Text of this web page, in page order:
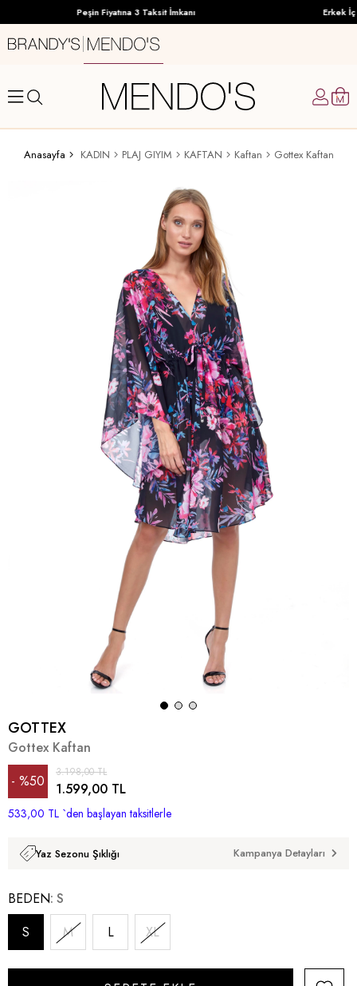
Peşin Fiyatına 3 Taksit İmkanı Erkek
Anasayfa KADIN PLAJ GIYIM KAFTAN Kaftan Gottex Kaftan
GOTTEX
Gottex Kaftan
%50
İndirim
3.198,00 TL
1.599,00 TL
533,00 TL `den başlayan taksitlerle
Yaz Sezonu Şıklığı Kampanya Detayları
BEDEN S
S
M L XL